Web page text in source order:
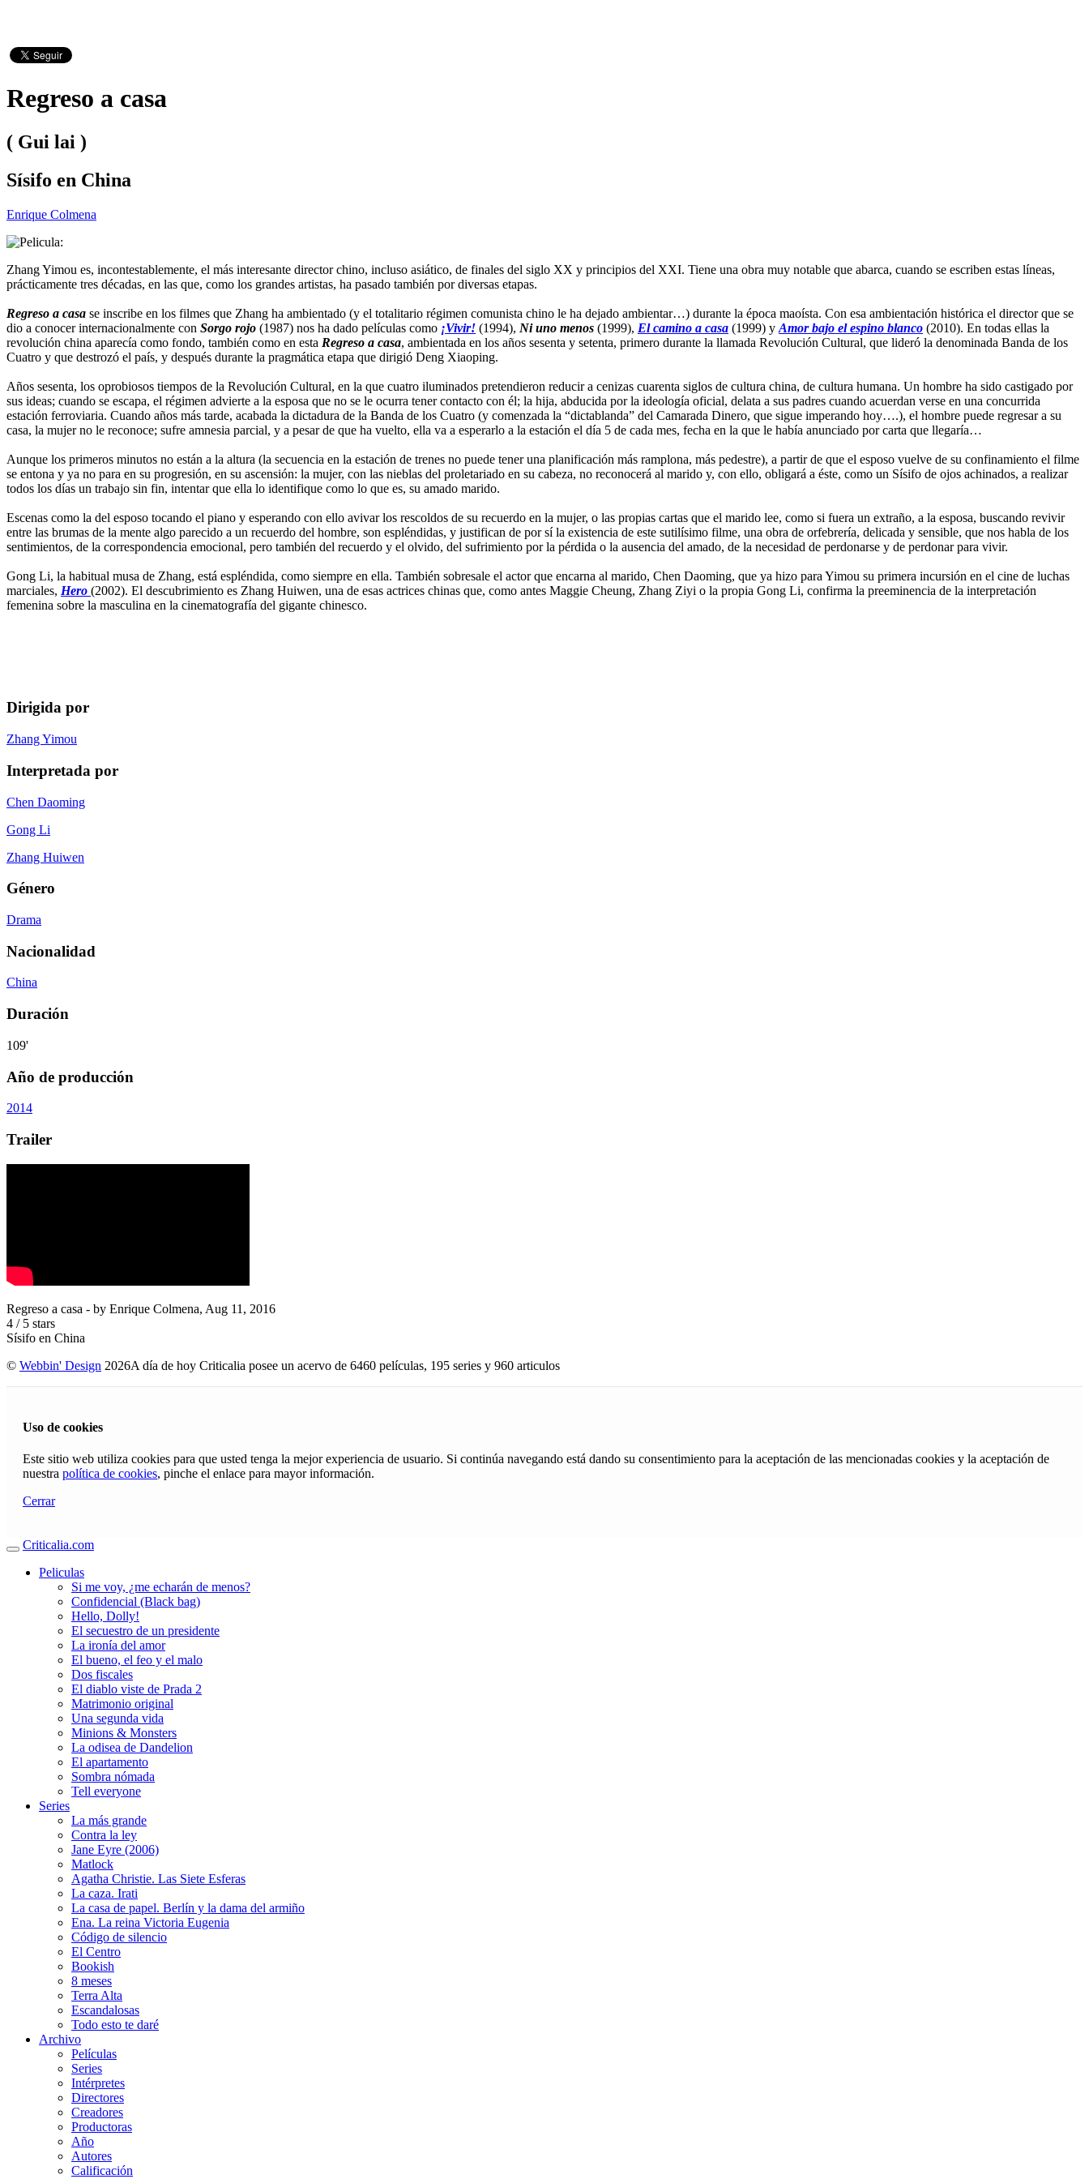
Regreso a casa
( Gui lai )
Sísifo en China
Enrique Colmena
Zhang Yimou es, incontestablemente, el más interesante director chino, incluso asiático, de finales del siglo XX y principios del XXI. Tiene una obra muy notable que abarca, cuando se escriben estas líneas,
prácticamente tres décadas, en las que, como los grandes artistas, ha pasado también por diversas etapas.
Regreso a casa se inscribe en los filmes que Zhang ha ambientado (y el totalitario régimen comunista chino le ha dejado ambientar…) durante la época maoísta. Con esa ambientación histórica el director que se
dio a conocer internacionalmente con Sorgo rojo (1987) nos ha dado películas como ¡Vivir! (1994), Ni uno menos (1999), El camino a casa (1999) y Amor bajo el espino blanco (2010). En todas ellas la
revolución china aparecía como fondo, también como en esta Regreso a casa, ambientada en los años sesenta y setenta, primero durante la llamada Revolución Cultural, que lideró la denominada Banda de los
Cuatro y que destrozó el país, y después durante la pragmática etapa que dirigió Deng Xiaoping.
Años sesenta, los oprobiosos tiempos de la Revolución Cultural, en la que cuatro iluminados pretendieron reducir a cenizas cuarenta siglos de cultura china, de cultura humana. Un hombre ha sido castigado por
sus ideas; cuando se escapa, el régimen advierte a la esposa que no se le ocurra tener contacto con él; la hija, abducida por la ideología oficial, delata a sus padres cuando acuerdan verse en una concurrida
estación ferroviaria. Cuando años más tarde, acabada la dictadura de la Banda de los Cuatro (y comenzada la “dictablanda” del Camarada Dinero, que sigue imperando hoy….), el hombre puede regresar a su
casa, la mujer no le reconoce; sufre amnesia parcial, y a pesar de que ha vuelto, ella va a esperarlo a la estación el día 5 de cada mes, fecha en la que le había anunciado por carta que llegaría…
Aunque los primeros minutos no están a la altura (la secuencia en la estación de trenes no puede tener una planificación más ramplona, más pedestre), a partir de que el esposo vuelve de su confinamiento el filme
se entona y ya no para en su progresión, en su ascensión: la mujer, con las nieblas del proletariado en su cabeza, no reconocerá al marido y, con ello, obligará a éste, como un Sísifo de ojos achinados, a realizar
todos los días un trabajo sin fin, intentar que ella lo identifique como lo que es, su amado marido.
Escenas como la del esposo tocando el piano y esperando con ello avivar los rescoldos de su recuerdo en la mujer, o las propias cartas que el marido lee, como si fuera un extraño, a la esposa, buscando revivir
entre las brumas de la mente algo parecido a un recuerdo del hombre, son espléndidas, y justifican de por sí la existencia de este sutilísimo filme, una obra de orfebrería, delicada y sensible, que nos habla de los
sentimientos, de la correspondencia emocional, pero también del recuerdo y el olvido, del sufrimiento por la pérdida o la ausencia del amado, de la necesidad de perdonarse y de perdonar para vivir.
Gong Li, la habitual musa de Zhang, está espléndida, como siempre en ella. También sobresale el actor que encarna al marido, Chen Daoming, que ya hizo para Yimou su primera incursión en el cine de luchas
marciales, Hero (2002). El descubrimiento es Zhang Huiwen, una de esas actrices chinas que, como antes Maggie Cheung, Zhang Ziyi o la propia Gong Li, confirma la preeminencia de la interpretación
femenina sobre la masculina en la cinematografía del gigante chinesco.
Dirigida por
Zhang Yimou
Interpretada por
Chen Daoming
Gong Li
Zhang Huiwen
Género
Drama
Nacionalidad
China
Duración
109'
Año de producción
2014
Trailer
Regreso a casa - by Enrique Colmena, Aug 11, 2016
4 / 5 stars
Sísifo en China
© Webbin' Design 2026A día de hoy Criticalia posee un acervo de 6460 películas, 195 series y 960 articulos
Uso de cookies
Este sitio web utiliza cookies para que usted tenga la mejor experiencia de usuario. Si continúa navegando está dando su consentimiento para la aceptación de las mencionadas cookies y la aceptación de
nuestra política de cookies, pinche el enlace para mayor información.
Cerrar
Criticalia.com
Peliculas
Si me voy, ¿me echarán de menos?
Confidencial (Black bag)
Hello, Dolly!
El secuestro de un presidente
La ironía del amor
El bueno, el feo y el malo
Dos fiscales
El diablo viste de Prada 2
Matrimonio original
Una segunda vida
Minions & Monsters
La odisea de Dandelion
El apartamento
Sombra nómada
Tell everyone
Series
La más grande
Contra la ley
Jane Eyre (2006)
Matlock
Agatha Christie. Las Siete Esferas
La caza. Irati
La casa de papel. Berlín y la dama del armiño
Ena. La reina Victoria Eugenia
Código de silencio
El Centro
Bookish
8 meses
Terra Alta
Escandalosas
Todo esto te daré
Archivo
Películas
Series
Intérpretes
Directores
Creadores
Productoras
Año
Autores
Calificación